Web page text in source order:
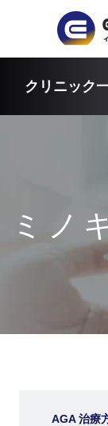
クリニック
ミノ
AGA 治療